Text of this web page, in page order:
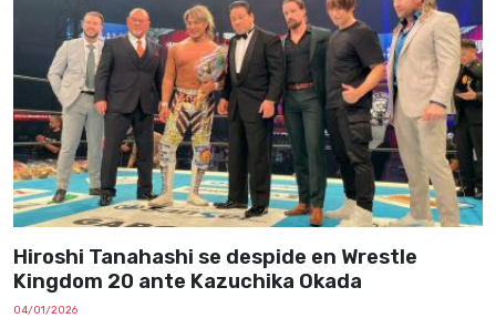
Hiroshi Tanahashi se despide en Wrestle
Kingdom 20 ante Kazuchika Okada
04/01/2026